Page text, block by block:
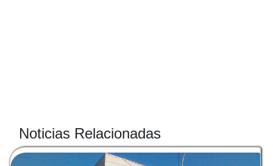
Noticias Relacionadas